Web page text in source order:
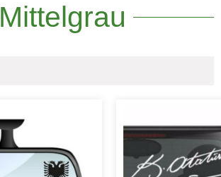
Mittelgrau